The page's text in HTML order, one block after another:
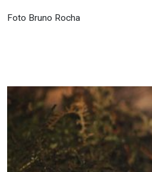
Foto Bruno Rocha